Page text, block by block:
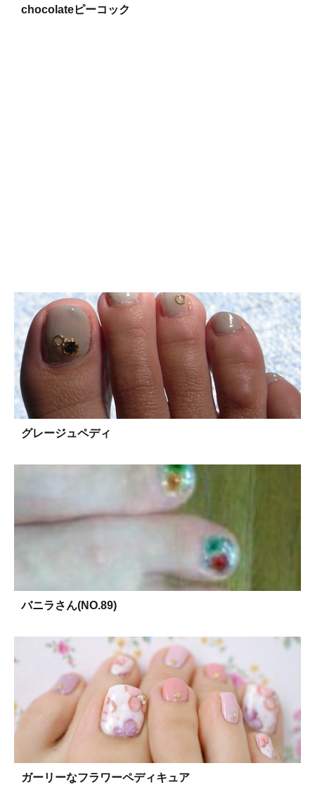
chocolateピーコック
グレージュペディ
バニラさん(NO.89)
ガーリーなフラワーペディキュア